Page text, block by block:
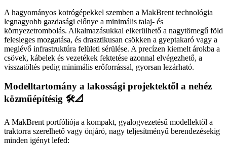
A hagyományos kotrógépekkel szemben a MakBrent technológia
legnagyobb gazdasági előnye a minimális talaj- és
környezetrombolás. Alkalmazásukkal elkerülhető a nagytömegű föld
felesleges mozgatása, és drasztikusan csökken a gyeptakaró vagy a
meglévő infrastruktúra felületi sérülése. A precízen kiemelt árokba a
csövek, kábelek és vezetékek fektetése azonnal elvégezhető, a
visszatöltés pedig minimális erőforrással, gyorsan lezárható.
Modelltartomány a lakossági projektektől a nehéz
közműépítésig 🛠️📐
A MakBrent portfóliója a kompakt, gyalogvezetésű modellektől a
traktorra szerelhető vagy önjáró, nagy teljesítményű berendezésekig
minden igényt lefed: